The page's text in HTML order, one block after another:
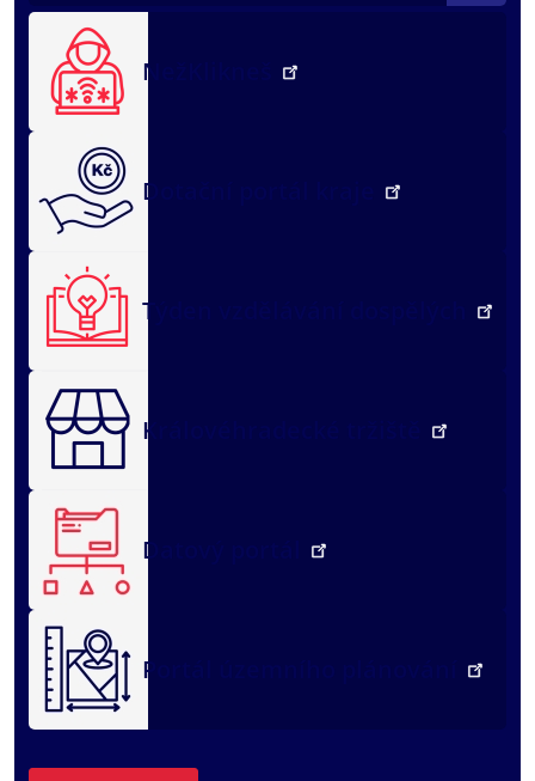
NežKlikneš
Dotační portál kraje
Týden vzdělávání dospělých
Královéhradecké tržiště
Datový portál
Portál územního plánování